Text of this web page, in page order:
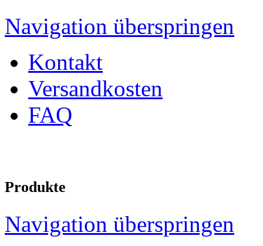
Navigation überspringen
Kontakt
Versandkosten
FAQ
Produkte
Navigation überspringen